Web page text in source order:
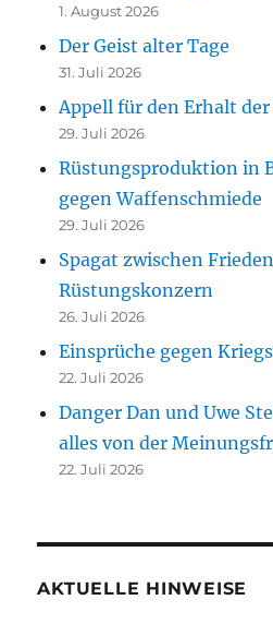
1. August 2026
Der Geist alter Tage
31. Juli 2026
Appell für den Erhalt
29. Juli 2026
Rüstungsproduktion in
gegen Waffenschmiede
29. Juli 2026
Spagat zwischen
Rüstungskonzern
26. Juli 2026
Einsprüche gegen
22. Juli 2026
Danger Dan und Uwe
alles von der
22. Juli 2026
AKTUELLE HINWEISE